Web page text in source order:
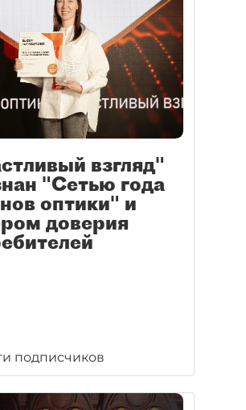
взгляд"
"Сетью года
оптики" и
доверия
подписчиков